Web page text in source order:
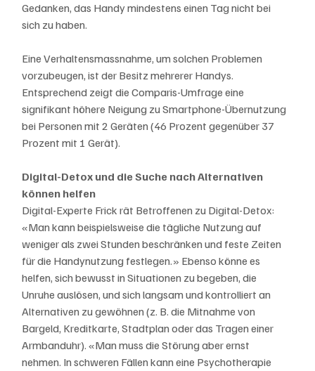
Gedanken, das Handy mindestens einen Tag nicht bei
sich zu haben.
Eine Verhaltensmassnahme, um solchen Problemen
vorzubeugen, ist der Besitz mehrerer Handys.
Entsprechend zeigt die Comparis-Umfrage eine
signifikant höhere Neigung zu Smartphone-Übernutzung
bei Personen mit 2 Geräten (46 Prozent gegenüber 37
Prozent mit 1 Gerät).
Digital-Detox und die Suche nach Alternativen
können helfen
Digital-Experte Frick rät Betroffenen zu Digital-Detox:
«Man kann beispielsweise die tägliche Nutzung auf
weniger als zwei Stunden beschränken und feste Zeiten
für die Handynutzung festlegen.» Ebenso könne es
helfen, sich bewusst in Situationen zu begeben, die
Unruhe auslösen, und sich langsam und kontrolliert an
Alternativen zu gewöhnen (z. B. die Mitnahme von
Bargeld, Kreditkarte, Stadtplan oder das Tragen einer
Armbanduhr). «Man muss die Störung aber ernst
nehmen. In schweren Fällen kann eine Psychotherapie